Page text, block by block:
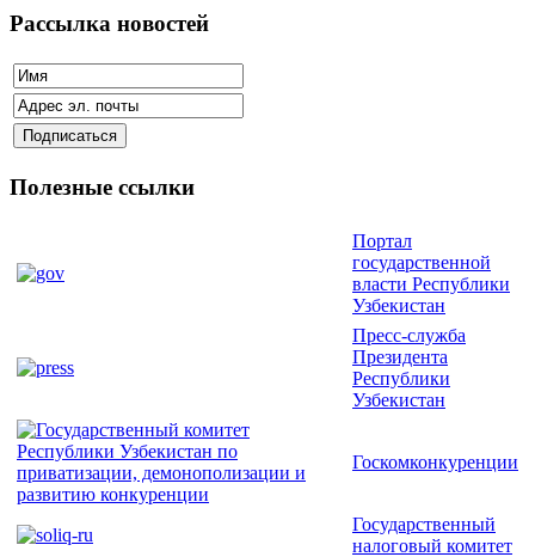
Рассылка новостей
Полезные ссылки
Портал
государственной
власти Республики
Узбекистан
Пресс-служба
Президента
Республики
Узбекистан
Госкомконкуренции
Государственный
налоговый комитет